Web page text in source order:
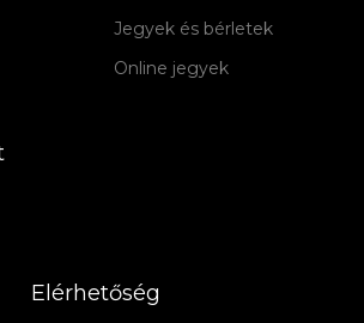
Jegyek és bérletek
Online jegyek
Elérhetőség